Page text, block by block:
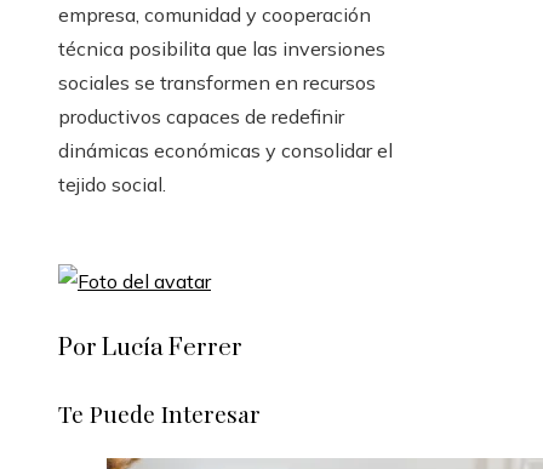
empresa, comunidad y cooperación
técnica posibilita que las inversiones
sociales se transformen en recursos
productivos capaces de redefinir
dinámicas económicas y consolidar el
tejido social.
Por Lucía Ferrer
Te Puede Interesar